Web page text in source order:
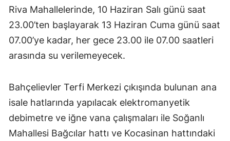
Riva Mahallelerinde, 10 Haziran Salı günü saat
23.00’ten başlayarak 13 Haziran Cuma günü saat
07.00’ye kadar, her gece 23.00 ile 07.00 saatleri
arasında su verilemeyecek.
Bahçelievler Terfi Merkezi çıkışında bulunan ana
isale hatlarında yapılacak elektromanyetik
debimetre ve iğne vana çalışmaları ile Soğanlı
Mahallesi Bağcılar hattı ve Kocasinan hattındaki